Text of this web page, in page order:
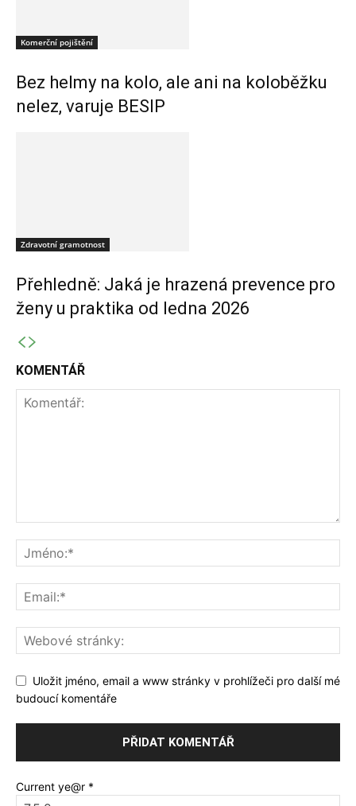
Komerční pojištění
Bez helmy na kolo, ale ani na koloběžku
nelez, varuje BESIP
Zdravotní gramotnost
Přehledně: Jaká je hrazená prevence pro
ženy u praktika od ledna 2026
KOMENTÁŘ
Uložit jméno, email a www stránky v prohlížeči pro další mé
budoucí komentáře
Current ye@r *